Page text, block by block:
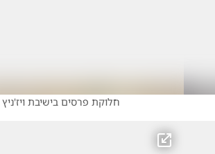
חלוקת פרסים בישיבת ויז'ניץ